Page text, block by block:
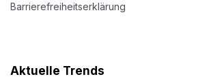
Barrierefreiheitserklärung
Aktuelle Trends